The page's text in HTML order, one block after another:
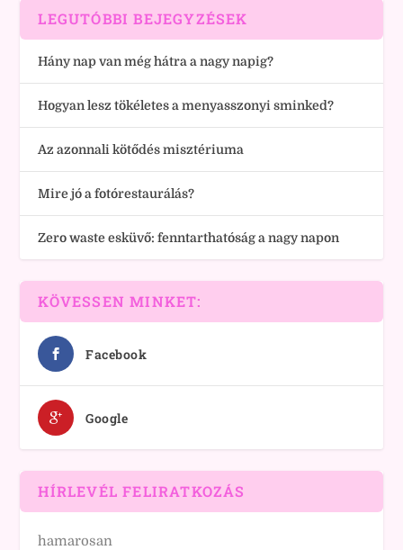
LEGUTÓBBI BEJEGYZÉSEK
Hány nap van még hátra a nagy napig?
Hogyan lesz tökéletes a menyasszonyi sminked?
Az azonnali kötődés misztériuma
Mire jó a fotórestaurálás?
Zero waste esküvő: fenntarthatóság a nagy napon
KÖVESSEN MINKET:
Facebook
Google
HÍRLEVÉL FELIRATKOZÁS
hamarosan